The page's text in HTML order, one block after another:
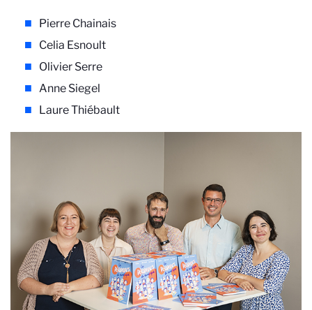
Pierre Chainais
Celia Esnoult
Olivier Serre
Anne Siegel
Laure Thiébault